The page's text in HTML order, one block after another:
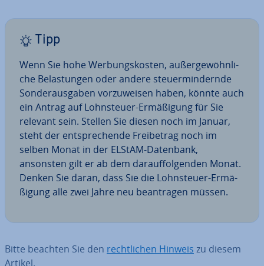
Tipp
Wenn Sie hohe Wer­bungs­kos­ten, au­ßer­ge­wöhn­li­
che Be­las­tun­gen oder andere steu­er­min­dern­de
Son­der­aus­ga­ben vor­zu­wei­sen haben, könnte auch
ein Antrag auf Lohn­steu­er-Er­mä­ßi­gung für Sie
relevant sein. Stellen Sie diesen noch im Januar,
steht der ent­spre­chen­de Frei­be­trag noch im
selben Monat in der ELStAM-Datenbank,
ansonsten gilt er ab dem dar­auf­fol­gen­den Monat.
Denken Sie daran, dass Sie die Lohn­steu­er-Er­mä­
ßi­gung alle zwei Jahre neu be­an­tra­gen müssen.
Bitte beachten Sie den recht­li­chen Hinweis zu diesem
Artikel.